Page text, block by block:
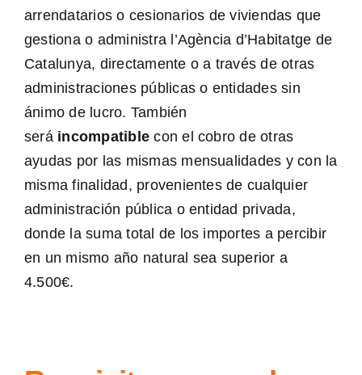
arrendatarios o cesionarios de viviendas que
gestiona o administra l’Agència d’Habitatge de
Catalunya, directamente o a través de otras
administraciones públicas o entidades sin
ánimo de lucro. También
será incompatible con el cobro de otras
ayudas por las mismas mensualidades y con la
misma finalidad, provenientes de cualquier
administración pública o entidad privada,
donde la suma total de los importes a percibir
en un mismo año natural sea superior a
4.500€.